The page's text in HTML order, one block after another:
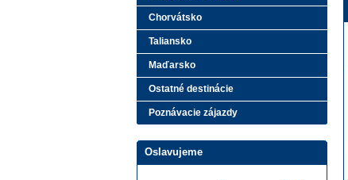
Chorvátsko
Taliansko
Maďarsko
Ostatné destinácie
Poznávacie zájazdy
Oslavujeme